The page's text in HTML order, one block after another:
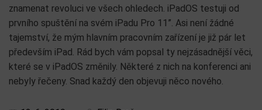
znamenat revoluci ve všech ohledech. iPadOS testuji od
prvního spuštění na svém iPadu Pro 11”. Asi není žádné
tajemství, že mým hlavním pracovním zařízení je již pár let
především iPad. Rád bych vám popsal ty nejzásadnější věci,
které se v iPadOS změnily. Některé z nich na konferenci ani
nebyly řečeny. Snad každý den objevuji něco nového.